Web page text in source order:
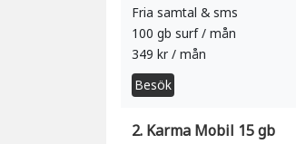
Fria samtal & sms
100 gb surf / mån
349 kr / mån
Besök
2. Karma Mobil 15 gb